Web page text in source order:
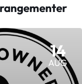
14
AUG